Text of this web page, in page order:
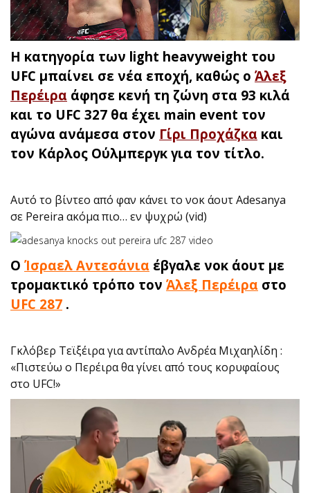
Η κατηγορία των light heavyweight του
UFC μπαίνει σε νέα εποχή, καθώς ο Άλεξ
Περέιρα άφησε κενή τη ζώνη στα 93 κιλά
και το UFC 327 θα έχει main event τον
αγώνα ανάμεσα στον Γίρι Προχάζκα και
τον Κάρλος Ούλμπεργκ για τον τίτλο.
Αυτό το βίντεο από φαν κάνει το νοκ άουτ Adesanya
σε Pereira ακόμα πιο… εν ψυχρώ (vid)
Ο Ίσραελ Αντεσάνια έβγαλε νοκ άουτ με
τρομακτικό τρόπο τον Άλεξ Περέιρα στο
UFC 287 .
Γκλόβερ Τεϊξέιρα για αντίπαλο Ανδρέα Μιχαηλίδη :
«Πιστεύω ο Περέιρα θα γίνει από τους κορυφαίους
στο UFC!»